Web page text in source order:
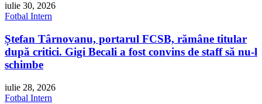
iulie 30, 2026
Fotbal Intern
Ștefan Târnovanu, portarul FCSB, rămâne titular
după critici. Gigi Becali a fost convins de staff să nu-l
schimbe
iulie 28, 2026
Fotbal Intern